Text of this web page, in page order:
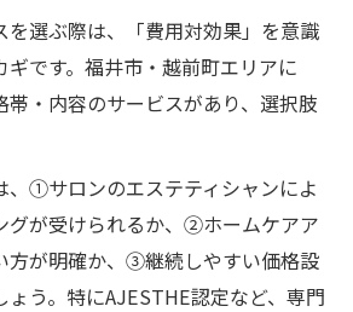
を選ぶ際は、「費用対効果」を意識
ギです。福井市・越前町エリアに
帯・内容のサービスがあり、選択肢
、①サロンのエステティシャンによ
グが受けられるか、②ホームケアア
方が明確か、③継続しやすい価格設
う。特にAJESTHE認定など、専門